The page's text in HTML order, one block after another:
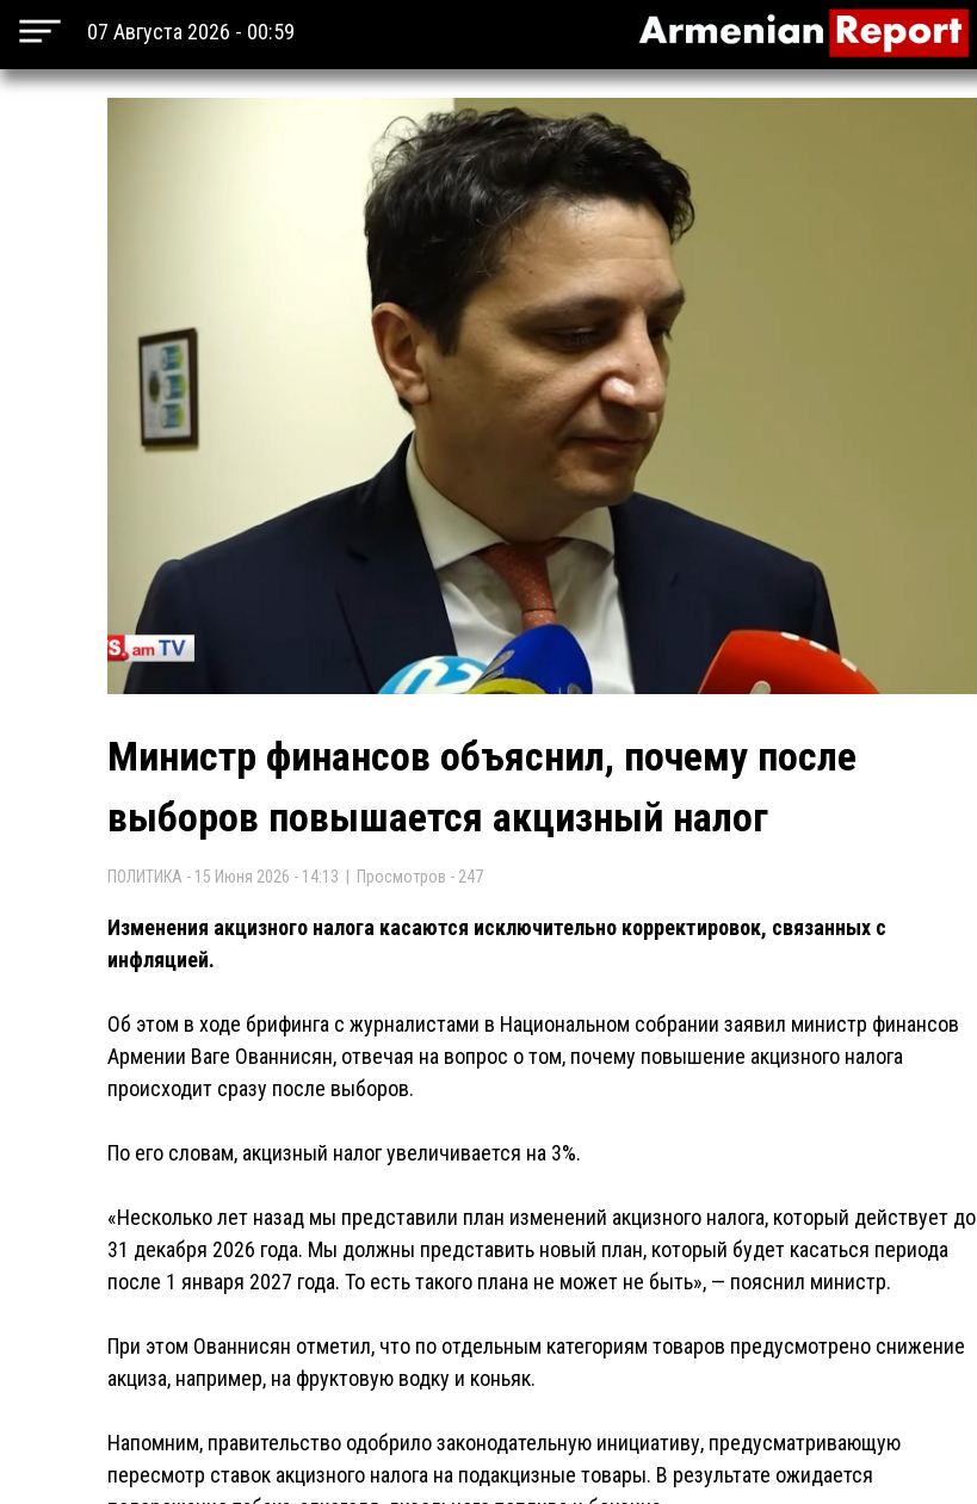
07 Августа 2026 - 00:59
Министр финансов объяснил, почему после
выборов повышается акцизный налог
ПОЛИТИКА - 15 Июня 2026 - 14:13 | Просмотров - 247
Изменения акцизного налога касаются исключительно корректировок, связанных с
инфляцией.
Об этом в ходе брифинга с журналистами в Национальном собрании заявил министр финансов
Армении Ваге Ованнисян, отвечая на вопрос о том, почему повышение акцизного налога
происходит сразу после выборов.
По его словам, акцизный налог увеличивается на 3%.
«Несколько лет назад мы представили план изменений акцизного налога, который действует до
31 декабря 2026 года. Мы должны представить новый план, который будет касаться периода
после 1 января 2027 года. То есть такого плана не может не быть», — пояснил министр.
При этом Ованнисян отметил, что по отдельным категориям товаров предусмотрено снижение
акциза, например, на фруктовую водку и коньяк.
Напомним, правительство одобрило законодательную инициативу, предусматривающую
пересмотр ставок акцизного налога на подакцизные товары. В результате ожидается